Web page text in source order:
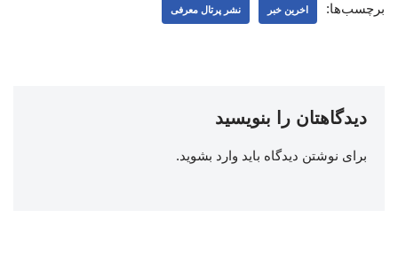
برچسب‌ها: اخرین خبر نشر پرتال معرفی
دیدگاهتان را بنویسید
برای نوشتن دیدگاه باید وارد بشوید.